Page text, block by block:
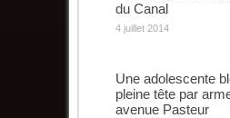
du Canal
4 juillet 2014
Une adolescente
pleine tête par
avenue Pasteur